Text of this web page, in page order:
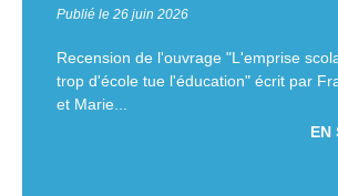
Publié le 26 juin 2026
Recension de l'ouvrage "L'emprise
trop d'école tue l'éducation" écrit par
et Marie...
EN